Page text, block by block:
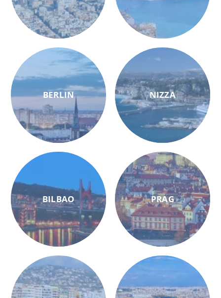
BERLIN
BILBAO
NIZZA
PRAG